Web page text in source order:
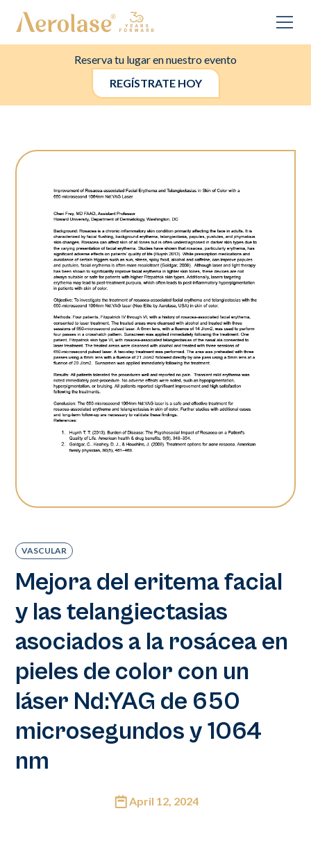
Reserva tu lugar en nuestro evento
REGÍSTRATE HOY
VASCULAR
Mejora del eritema facial
y las telangiectasias
asociados a la rosácea en
pieles de color con un
láser Nd:YAG de 650
microsegundos y 1064
nm
April 12, 2024